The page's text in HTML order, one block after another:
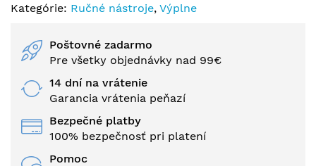
Kategórie: Ručné nástroje, Výplne
Poštovné zadarmo
Pre všetky objednávky nad 99€
14 dní na vrátenie
Garancia vrátenia peňazí
Bezpečné platby
100% bezpečnosť pri platení
Pomoc